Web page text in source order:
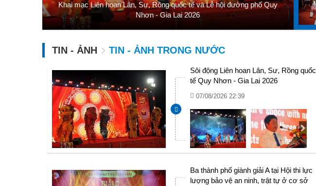
Khai mạc Liên hoan Lân, Sư, Rồng quốc tế và Lễ hội đường phố Quy
Nhơn - Gia Lai 2026
TIN - ẢNH TIN - ẢNH TRONG NƯỚC
Sôi động Liên hoan Lân, Sư, Rồng quốc
tế Quy Nhơn - Gia Lai 2026
07/08/2026 22:39
Ba thành phố giành giải A tại Hội thi lực
lượng bảo vệ an ninh, trật tự ở cơ sở